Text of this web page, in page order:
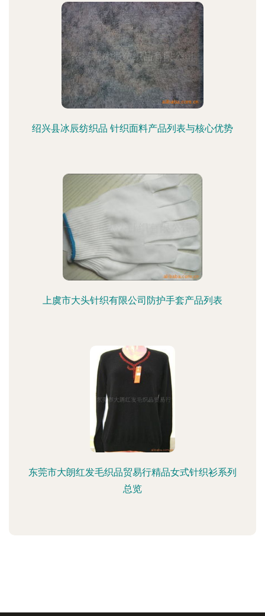
绍兴县冰辰纺织品 针织面料产品列表与核心优势
上虞市大头针织有限公司防护手套产品列表
东莞市大朗红发毛织品贸易行精品女式针织衫系列
总览